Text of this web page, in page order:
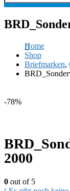
Home
Shop
Briefmarken,
-78%
2000
0 out of 5